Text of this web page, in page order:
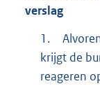
verslag
1.
krijgt de
reageren